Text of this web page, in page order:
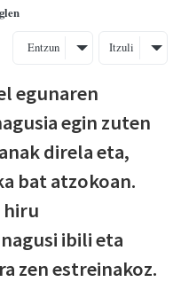
Entzun Itzuli
egunaren
egin zuten
direla eta,
bat atzokoan.
hiru
ibili eta
zen estreinakoz.